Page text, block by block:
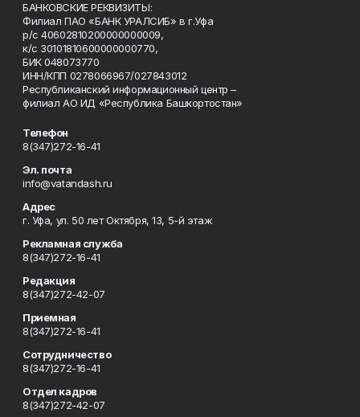
БАНКОВСКИЕ РЕКВИЗИТЫ:
Филиал ПАО «БАНК УРАЛСИБ» в г.Уфа
р/с 40602810200000000009,
к/с 30101810600000000770,
БИК 048073770
ИНН/КПП 0278066967/027843012
Республиканский информационный центр –
филиал АО ИД «Республика Башкортостан»
Телефон
8(347)272-16-41
Эл. почта
info@vatandash.ru
Адрес
г. Уфа, ул. 50 лет Октября, 13, 5-й этаж
Рекламная служба
8(347)272-16-41
Редакция
8(347)272-42-07
Приемная
8(347)272-16-41
Сотрудничество
8(347)272-16-41
Отдел кадров
8(347)272-42-07